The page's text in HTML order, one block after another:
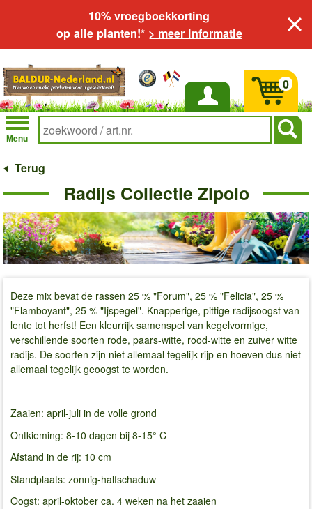
10% vroegboekkorting
op alle planten!* > meer informatie
Inloggen
Menu
0
Terug
Radijs Collectie Zipolo
Deze mix bevat de rassen 25 % "Forum", 25 % "Felicia", 25 %
"Flamboyant", 25 % "Ijspegel". Knapperige, pittige radijsoogst van
lente tot herfst! Een kleurrijk samenspel van kegelvormige,
verschillende soorten rode, paars-witte, rood-witte en zuiver witte
radijs. De soorten zijn niet allemaal tegelijk rijp en hoeven dus niet
allemaal tegelijk geoogst te worden.
Zaaien: april-juli in de volle grond
Ontkieming: 8-10 dagen bij 8-15° C
Afstand in de rij: 10 cm
Standplaats: zonnig-halfschaduw
Oogst: april-oktober ca. 4 weken na het zaaien